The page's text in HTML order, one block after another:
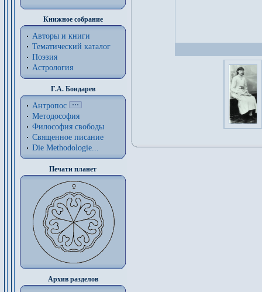
Книжное собрание
Авторы и книги
Тематический каталог
Поэзия
Астрология
Г.А. Бондарев
Антропос
Методософия
Философия cвободы
Священное писание
Die Methodologie...
Печати планет
Архив разделов